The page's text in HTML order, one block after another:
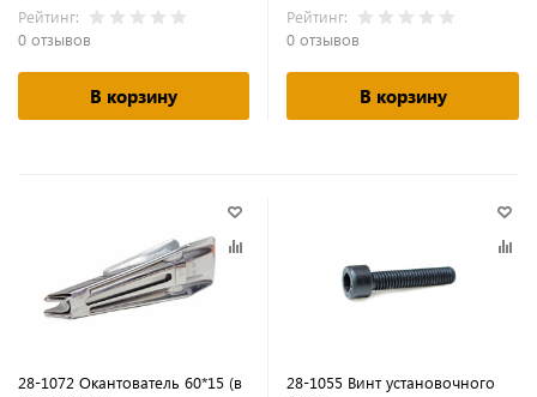
Рейтинг:
0 отзывов
В корзину
Рейтинг:
0 отзывов
В корзину
28-1072 Окантователь 60*15 (в
28-1055 Винт установочного